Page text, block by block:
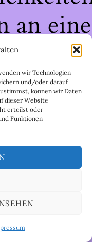
wir Technologien
und/oder darauf
können wir Daten
dieser Website
erteilst oder
Funktionen
an
wieder